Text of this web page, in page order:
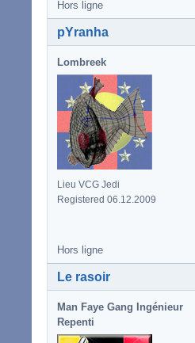
Hors ligne
pYranha
Lombreek
Lieu VCG Jedi
Registered 06.12.2009
Hors ligne
Le rasoir
Man Faye Gang Ingénieur
Repenti